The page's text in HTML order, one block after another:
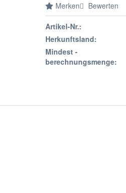
Merken Bewerten
Artikel-Nr.:
Herkunftsland:
Mindest -
berechnungsmenge: